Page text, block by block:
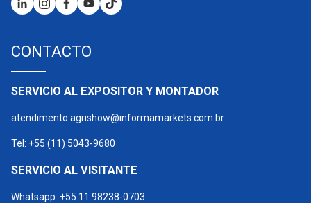
CONTACTO
SERVICIO AL EXPOSITOR Y MONTADOR
atendimento.agrishow@informamarkets.com.br
Tel: +55 (11) 5043-9680
SERVICIO AL VISITANTE
Whatsapp: +55 11 98238-0703